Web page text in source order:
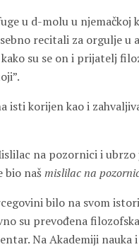
u d-molu u
recitali za orgulje
su se on i prijatelj
isti korijen kao i
na pozornici i ubrzo
bio naš mislilac na
bilo na svom
su prevođena
Na Akademiji